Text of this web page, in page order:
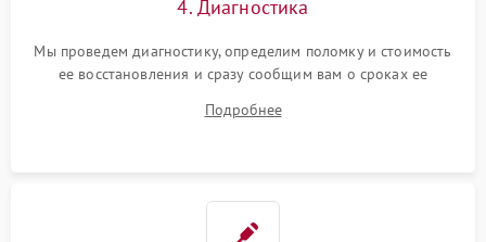
4. Диагностика
Мы проведем диагностику, определим поломку и стоимость
ее восстановления и сразу сообщим вам о сроках ее
Подробнее